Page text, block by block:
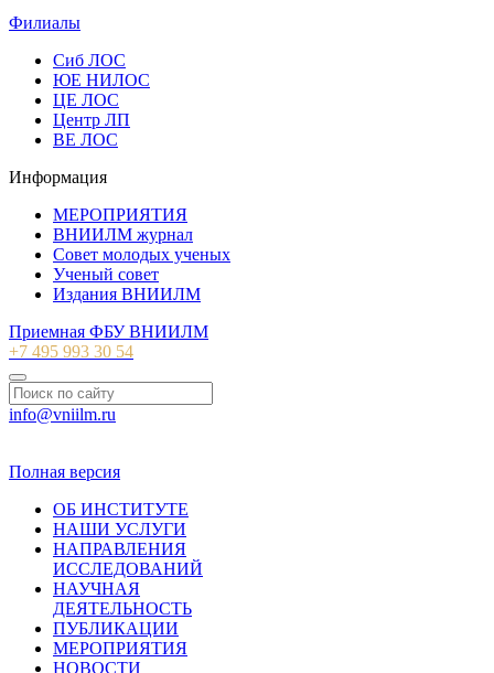
Филиалы
Сиб ЛОС
ЮЕ НИЛОС
ЦЕ ЛОС
Центр ЛП
ВЕ ЛОС
Информация
МЕРОПРИЯТИЯ
ВНИИЛМ журнал
Совет молодых ученых
Ученый совет
Издания ВНИИЛМ
Приемная ФБУ ВНИИЛМ
+7 495 993 30 54
info@vniilm.ru
Полная версия
ОБ ИНСТИТУТЕ
НАШИ УСЛУГИ
НАПРАВЛЕНИЯ
ИССЛЕДОВАНИЙ
НАУЧНАЯ
ДЕЯТЕЛЬНОСТЬ
ПУБЛИКАЦИИ
МЕРОПРИЯТИЯ
НОВОСТИ